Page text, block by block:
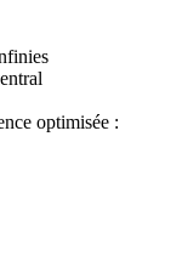
optimisée :